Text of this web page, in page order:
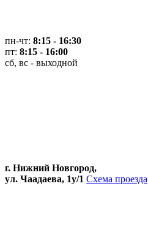
пн-чт: 8:15 - 16:30
пт: 8:15 - 16:00
сб, вс - выходной
г. Нижний Новгород,
ул. Чаадаева, 1у/1 Схема проезда